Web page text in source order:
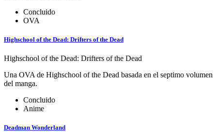
Concluido
OVA
Highschool of the Dead: Drifters of the Dead
Highschool of the Dead: Drifters of the Dead
Una OVA de Highschool of the Dead basada en el septimo volumen
del manga.
Concluido
Anime
Deadman Wonderland